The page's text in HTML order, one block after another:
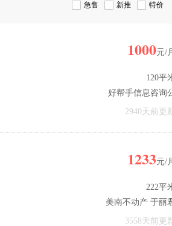
急售 新推 特价
1000元/
120平
好帮手信息咨询
司 崔少
2940天前更
1233元/
222平
美南不动产 于丽
3558天前更